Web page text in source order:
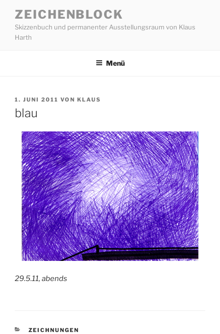
Inhalt
springen
ZEICHENBLOCK
Skizzenbuch und permanenter Ausstellungsraum von Klaus
Harth
Menü
VERÖFFENTLICHT
AM
1. JUNI 2011 VON KLAUS
blau
29.5.11, abends
KATEGORIEN
ZEICHNUNGEN